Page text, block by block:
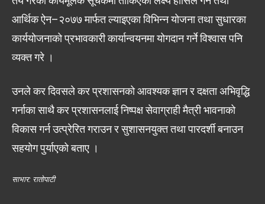
आर्थिक ऐन–२०७७ मार्फत ल्याइएका विभिन्न योजना तथा सुधारका
कार्ययोजनाको प्रभावकारी कार्यान्वयनमा योगदान गर्ने विश्वास पनि
व्यक्त गरे ।
उनले कर दिवसले कर प्रशासनको आवश्यक ज्ञान र दक्षता अभिवृद्धि
गर्नाका साथै कर प्रशासनलाई निष्पक्ष सेवाग्राही मैत्री भावनाको
विकास गर्न उत्प्रेरित गराउन र सुशासनयुक्त तथा पारदर्शी बनाउन
सहयोग पुर्याएको बताए ।
साभार: रातोपाटी